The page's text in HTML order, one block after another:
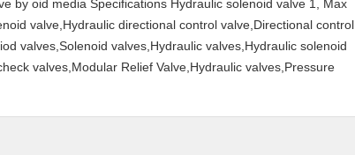
by oid media Specifications Hydraulic solenoid valve 1, Max
valve,Hydraulic directional control valve,Directional control
valves,Solenoid valves,Hydraulic valves,Hydraulic solenoid
valves,Modular Relief Valve,Hydraulic valves,Pressure